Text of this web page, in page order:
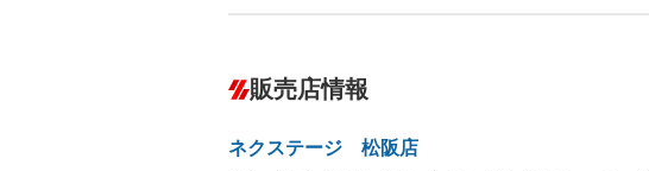
－ ダウンヒルアシストコントロール
Bluetooth接続
オーディオ：CDまたはCDチェンジャー／ミュージック
プレイヤー接続可
－
ヘッドライトウォッシャ
ー
販売店情報
ネクステージ 松阪店